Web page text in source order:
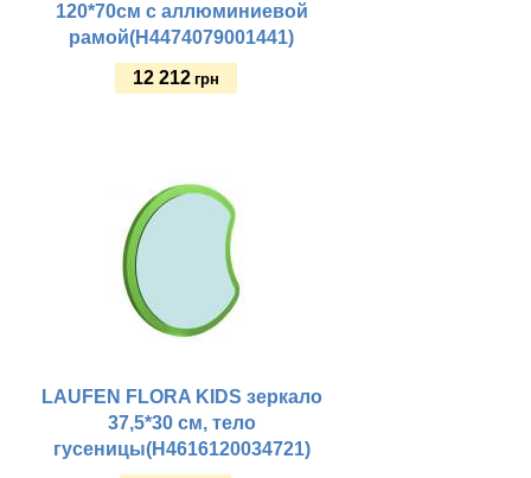
120*70см с аллюминиевой
рамой(H4474079001441)
12 212 грн
LAUFEN FLORA KIDS зеркало
37,5*30 см, тело
гусеницы(H4616120034721)